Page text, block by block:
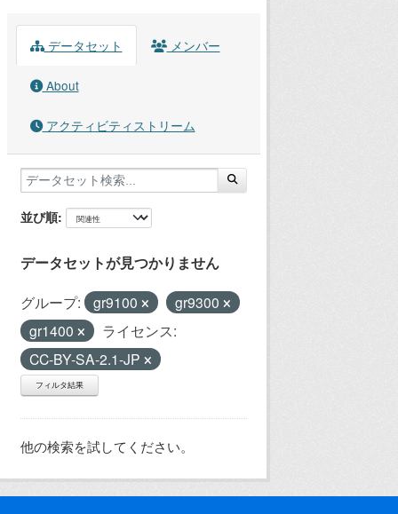
データセット メンバー
About
アクティビティストリーム
並び順
データセットが見つかりません
グループ: gr9100
gr9300
gr1400
ライセンス:
CC-BY-SA-2.1-JP
フィルタ結果
他の検索を試してください。